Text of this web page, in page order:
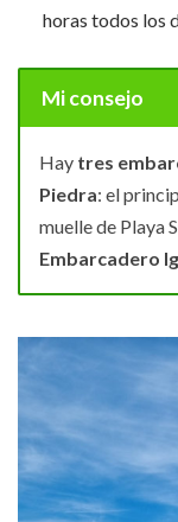
horas todos los
Mi consejo
Hay tres
Piedra: el
muelle de Playa
Embarcadero